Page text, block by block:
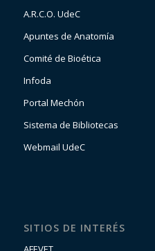
A.R.C.O. UdeC
Apuntes de Anatomía
Comité de Bioética
Infoda
Portal Mechón
Sistema de Bibliotecas
Webmail UdeC
SITIOS DE INTERÉS